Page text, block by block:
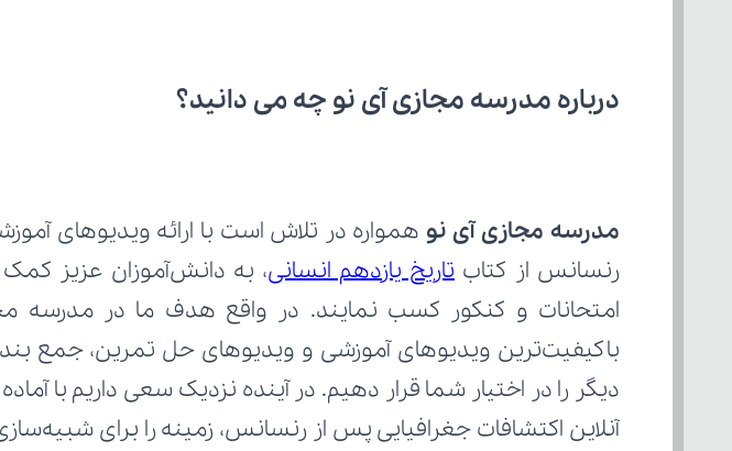
درباره مدرسه مجازی آی نو چه می‌ دانید؟
مدرسه مجازی آی نو
رنسانس از کتاب تاریخ یازدهم انسانی